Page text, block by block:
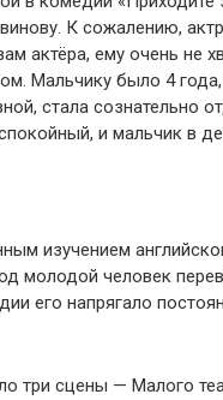
К сожалению,
актёра, ему очень не
Мальчику было 4
стала сознательно
и мальчик в
изучением
молодой человек
его напрягало
три сцены — Малого